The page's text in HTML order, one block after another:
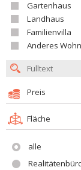
Gartenhaus
Landhaus
Familienvilla
Anderes Wohn-
Preis
Fläche
alle